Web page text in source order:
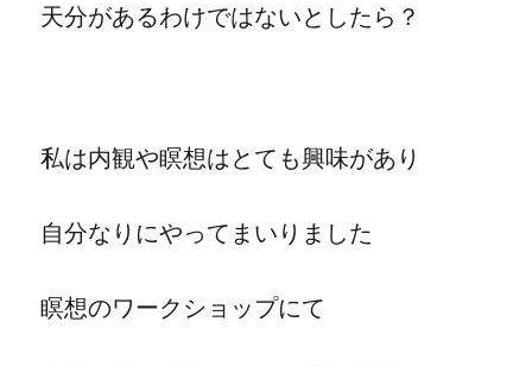
天分があるわけではないとしたら？
私は内観や瞑想はとても興味があり
自分なりにやってまいりました
瞑想のワークショップにて